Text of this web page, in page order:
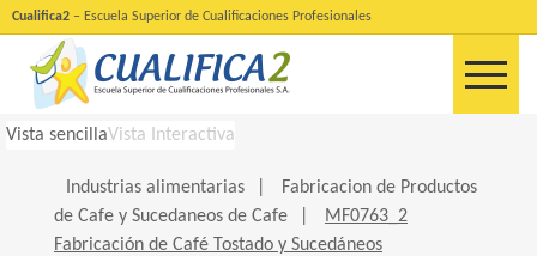
Cualifica2 – Escuela Superior de Cualificaciones Profesionales
Vista sencillaVista Interactiva
Industrias alimentarias
Fabricacion de Productos
de Cafe y Sucedaneos de Cafe
MF0763_2
Fabricación de Café Tostado y Sucedáneos